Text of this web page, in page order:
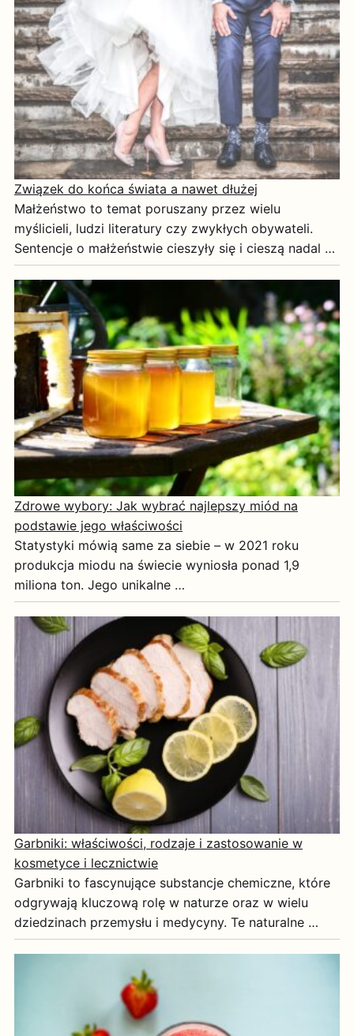
Związek do końca świata a nawet dłużej
Małżeństwo to temat poruszany przez wielu
myślicieli, ludzi literatury czy zwykłych obywateli.
Sentencje o małżeństwie cieszyły się i cieszą nadal …
Zdrowe wybory: Jak wybrać najlepszy miód na
podstawie jego właściwości
Statystyki mówią same za siebie – w 2021 roku
produkcja miodu na świecie wyniosła ponad 1,9
miliona ton. Jego unikalne …
Garbniki: właściwości, rodzaje i zastosowanie w
kosmetyce i lecznictwie
Garbniki to fascynujące substancje chemiczne, które
odgrywają kluczową rolę w naturze oraz w wielu
dziedzinach przemysłu i medycyny. Te naturalne …